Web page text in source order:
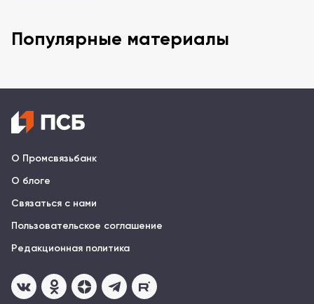
Популярные материалы
О Промсвязьбанк
О блоге
Связаться с нами
Пользовательское соглашение
Редакционная политика